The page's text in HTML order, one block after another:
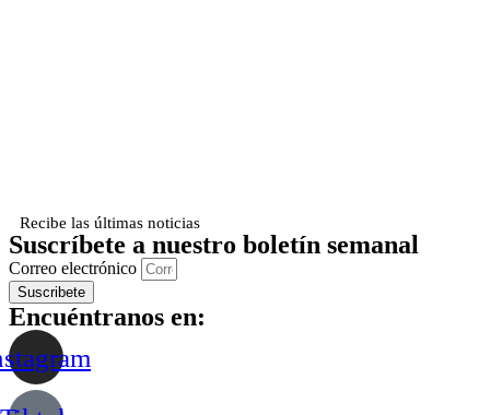
Recibe las últimas noticias
Suscríbete a nuestro boletín semanal
Correo electrónico
Suscribete
Encuéntranos en: